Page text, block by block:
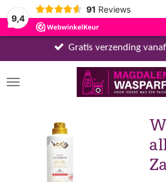
9,4
91 Reviews
Gratis verzending